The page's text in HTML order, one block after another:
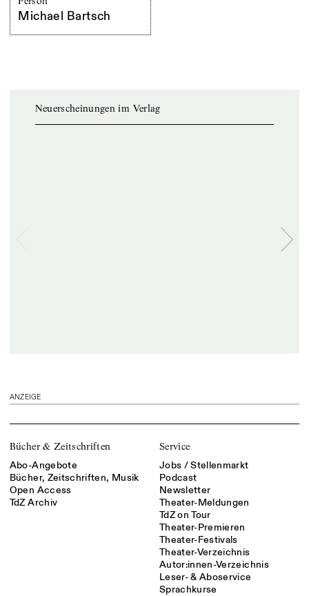
Michael Bartsch
Neuerscheinungen im Verlag
ANZEIGE
Bücher & Zeitschriften
Abo-Angebote
Bücher, Zeitschriften, Musik
Open Access
TdZ Archiv
Service
Jobs / Stellenmarkt
Podcast
Newsletter
Theater-Meldungen
TdZ on Tour
Theater-Premieren
Theater-Festivals
Theater-Verzeichnis
Autor:innen-Verzeichnis
Leser- & Aboservice
Sprachkurse